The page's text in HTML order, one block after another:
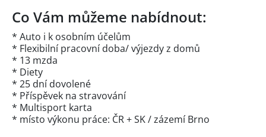
Co Vám můžeme nabídnout:
* Auto i k osobním účelům
* Flexibilní pracovní doba/ výjezdy z domů
* 13 mzda
* Diety
* 25 dní dovolené
* Příspěvek na stravování
* Multisport karta
* místo výkonu práce: ČR + SK / zázemí Brno